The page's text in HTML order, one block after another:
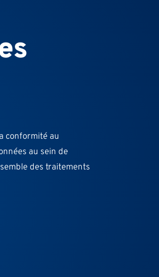
conformité au
au sein de
des traitements